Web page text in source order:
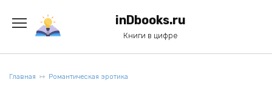
содержанию
inDbooks.ru
Книги в цифре
Главная Романтическая эротика